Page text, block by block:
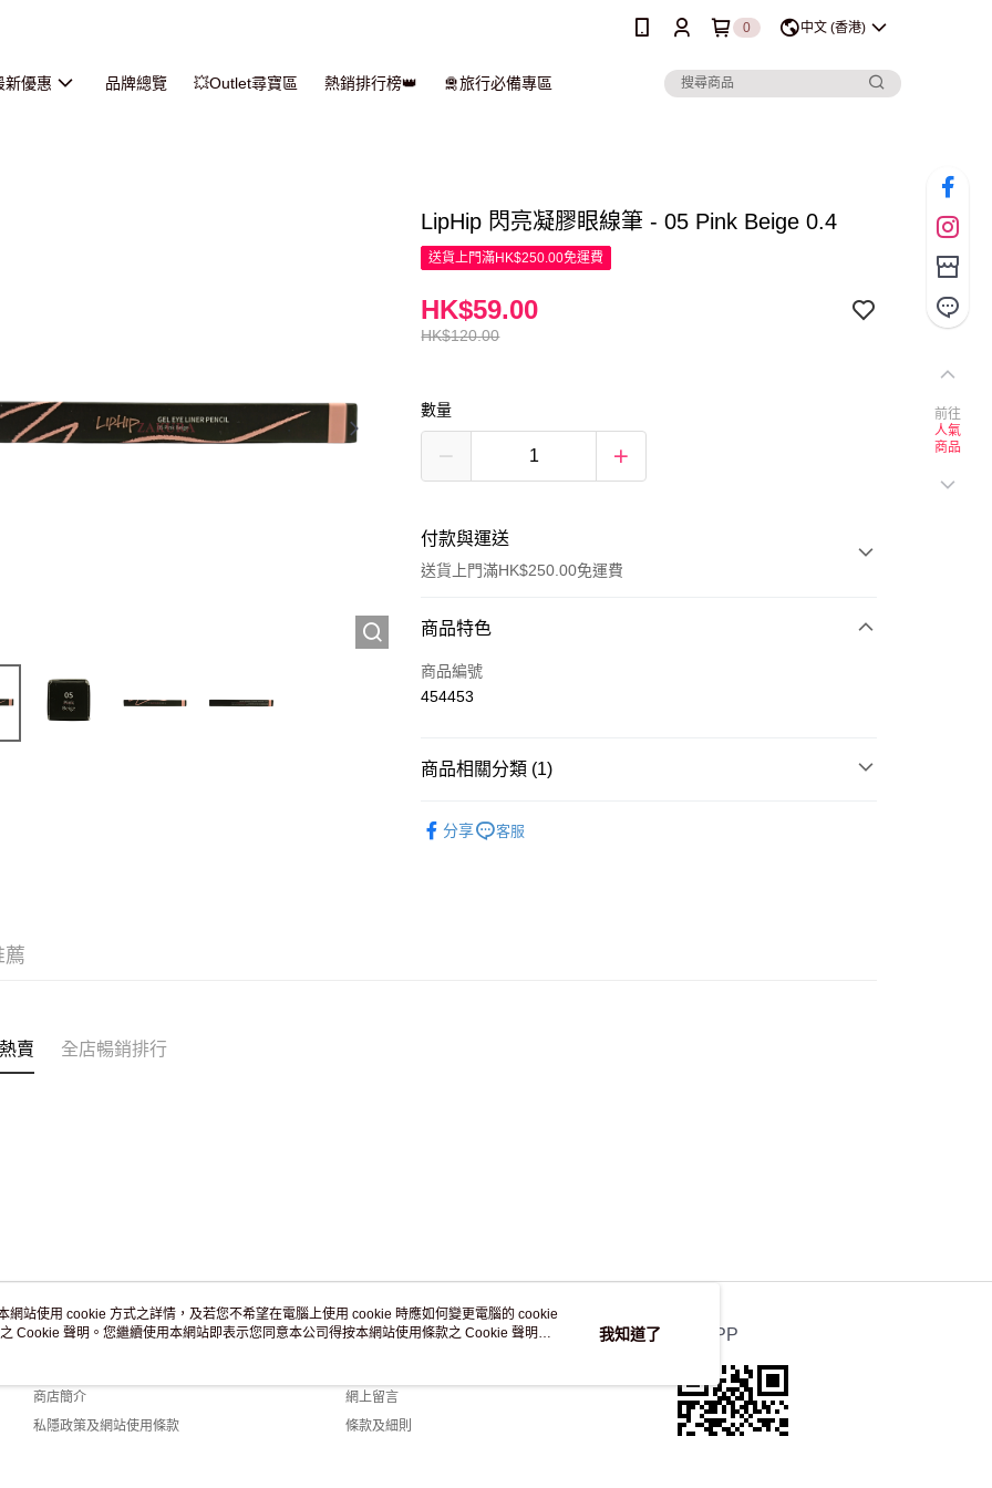
0 中文 (香港)
新優惠 品牌總覽 💥Outlet尋寶區 熱銷排行榜👑 🛅旅行必備專區
LipHip 閃亮凝膠眼線筆 - 05 Pink Beige 0.4
送貨上門滿HK$250.00免運費
HK$120.00
HK$59.00
數量
付款與運送
送貨上門滿HK$250.00免運費
付款方式
信用卡
商品特色
商品編號
454453
商品相關分類 (1)
分享
客服
薦
賣 全店暢銷排行
關於我們
商店簡介
私隱政策及網站使用條款
客戶服務
網上留言
條款及細則
官方APP
前往
人氣
商品
網站使用 cookie 方式之詳情，及若您不希望在電腦上使用 cookie 時應如何變更電腦的 cookie
Cookie 聲明。您繼續使用本網站即表示您同意本公司得按本網站使用條款之 Cookie 聲明使
我知道了